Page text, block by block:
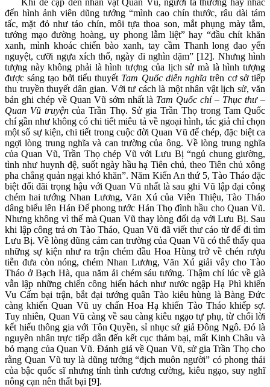
đến hình ảnh viên dũng tướng “mình cao chín thước, râu dài tám
tấc, mặt đỏ như táo chín, môi tựa thoa son, mắt phụng mày tằm,
tướng mạo đường hoàng, uy phong lẫm liệt” hay “đầu chít khăn
xanh, mình khoác chiến bào xanh, tay cầm Thanh long đao yển
nguyệt, cưỡi ngựa xích thố, ngày đi nghìn dặm” [12]. Nhưng hình
tượng này không phải là hình tượng của lịch sử mà là hình tượng
được sáng tạo bởi tiểu thuyết Tam Quốc diễn nghĩa trên cơ sở tiếp
thu truyền thuyết dân gian. Với tư cách là một nhân vật lịch sử, văn
bản ghi chép về Quan Vũ sớm nhất là Tam Quốc chí– Thục thư –
Quan Vũ truyệncủa Trần Thọ. Sử gia Trần Thọ trong Tam Quốc
chí gần như không có chi tiết miêu tả về ngoại hình, tác giả chỉ chọn
một số sự kiện, chi tiết trong cuộc đời Quan Vũ để chép, đặc biệt ca
ngợi lòng trung nghĩa và can trường của ông. Về lòng trung nghĩa
của Quan Vũ, Trần Thọ chép Vũ với Lưu Bị “ngủ chung giường,
tình như huynh đệ, suốt ngày hầu hạ Tiên chủ, theo Tiên chủ xông
pha chẳng quản ngại khó khăn”. Năm Kiến An thứ 5, Tào Tháo đặc
biệt đối đãi trọng hậu với Quan Vũ nhất là sau ghi Vũ lập đại công
chém hai tướng Nhan Lương, Văn Xú của Viên Thiệu, Tào Tháo
dâng biểu lên Hán Đế phong tước Hán Thọ đình hầu cho Quan Vũ.
Nhưng không vì thế mà Quan Vũ thay lòng đổi dạ với Lưu Bị. Sau
khi lập công trả ơn Tào Tháo, Quan Vũ đã viết thư cáo từ để đi tìm
Lưu Bị. Về lòng dũng cảm can trường của Quan Vũ có thể thấy qua
những sự kiện như ra trận chém đầu Hoa Hùng trở về chén rượu
tiễn đưa còn nóng, chém Nhan Lương, Văn Xú giải vây cho Tào
Tháo ở Bạch Hà, qua năm ải chém sáu tướng. Thậm chí lúc về già
vẫn lập những chiến công hiển hách như nước ngập Hạ Phì khiến
Vu Cấm bại trận, bắt đại tướng quân Tào kiêu hùng là Bàng Đức
càng khiến Quan Vũ uy chấn Hoa Hạ khiến Tào Tháo khiếp sợ.
Tuy nhiên, Quan Vũ càng về sau càng kiêu ngạo tự phụ, từ chối lời
kết hiếu thông gia với Tôn Quyền, sỉ nhục sứ giả Đông Ngô. Đó là
nguyên nhân trực tiếp dẫn đến kết cục thảm bại, mất Kinh Châu và
bỏ mạng của Quan Vũ. Đánh giá về Quan Vũ, sử gia Trần Thọ cho
rằng Quan Vũ tuy là dũng tướng “địch muôn người” có phong thái
của bậc quốc sĩ nhưng tính tình cương cường, kiêu ngạo, suy nghĩ
nông cạn nên thất bại [9].